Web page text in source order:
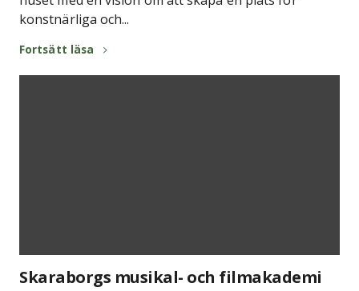
konstnärliga och...
Fortsätt läsa
Skaraborgs musikal- och filmakademi